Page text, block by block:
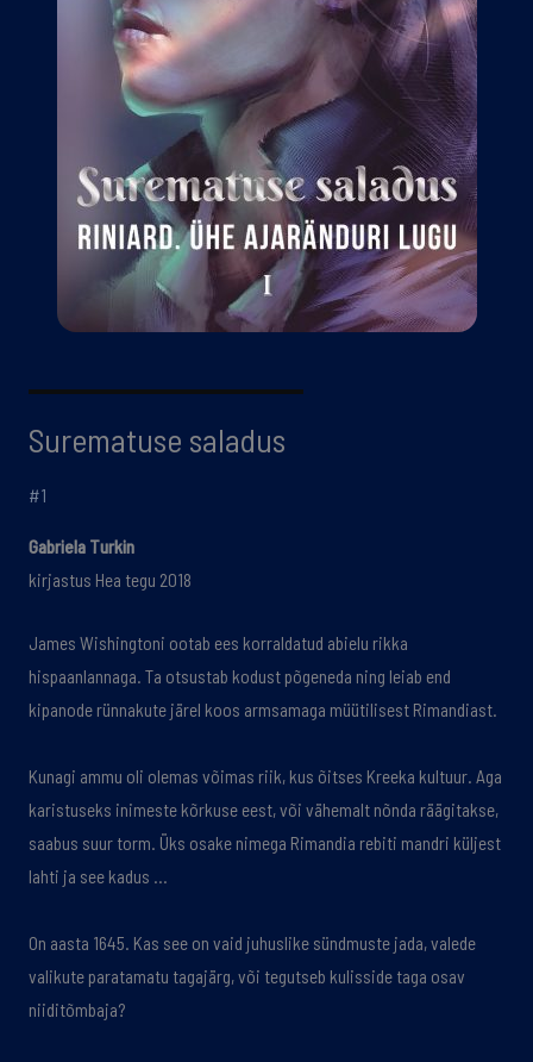
Surematuse saladus
#1
Gabriela Turkin
kirjastus Hea tegu 2018
James Wishingtoni ootab ees korraldatud abielu rikka
hispaanlannaga. Ta otsustab kodust põgeneda ning leiab end
kipanode rünnakute järel koos armsamaga müütilisest Rimandiast.
Kunagi ammu oli olemas võimas riik, kus õitses Kreeka kultuur. Aga
karistuseks inimeste kõrkuse eest, või vähemalt nõnda räägitakse,
saabus suur torm. Üks osake nimega Rimandia rebiti mandri küljest
lahti ja see kadus …
On aasta 1645. Kas see on vaid juhuslike sündmuste jada, valede
valikute paratamatu tagajärg, või tegutseb kulisside taga osav
niiditõmbaja?